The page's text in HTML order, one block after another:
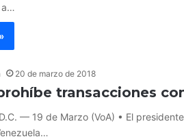
a…
20 de marzo de 2018
transacciones
— 19 de Marzo (VoA) • El